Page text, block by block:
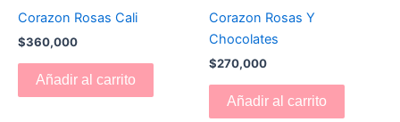
Corazon Rosas Cali
$360,000
Añadir al carrito
Corazon Rosas Y
Chocolates
$270,000
Añadir al carrito